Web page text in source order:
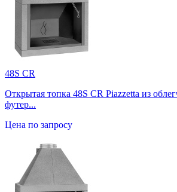
48S CR
Открытая топка 48S CR Piazzetta из
футер...
Цена по запросу